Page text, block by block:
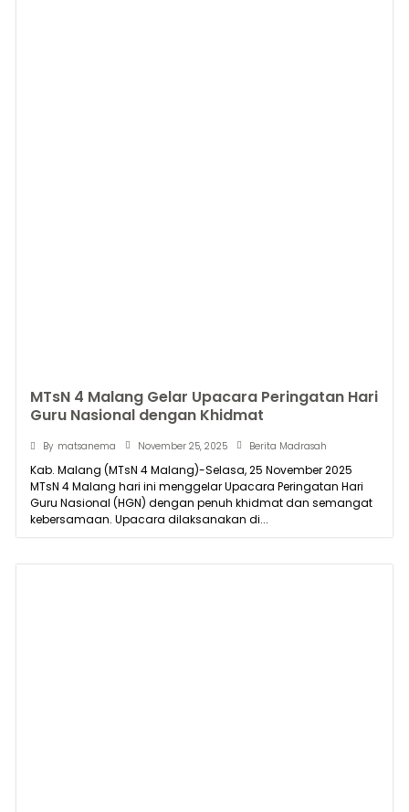
MTsN 4 Malang Gelar Upacara Peringatan Hari
Guru Nasional dengan Khidmat
By matsanema November 25, 2025 Berita Madrasah
Kab. Malang (MTsN 4 Malang)-Selasa, 25 November 2025
MTsN 4 Malang hari ini menggelar Upacara Peringatan Hari
Guru Nasional (HGN) dengan penuh khidmat dan semangat
kebersamaan. Upacara dilaksanakan di...